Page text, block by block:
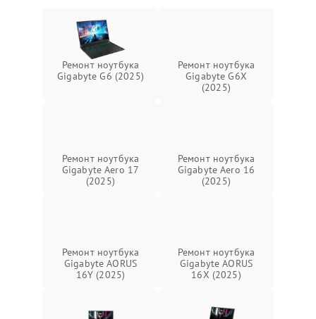
Ремонт ноутбука
Gigabyte G6 (2025)
Ремонт ноутбука
Gigabyte G6X
(2025)
Ремонт ноутбука
Gigabyte Aero 17
(2025)
Ремонт ноутбука
Gigabyte Aero 16
(2025)
Ремонт ноутбука
Gigabyte AORUS
16Y (2025)
Ремонт ноутбука
Gigabyte AORUS
16X (2025)